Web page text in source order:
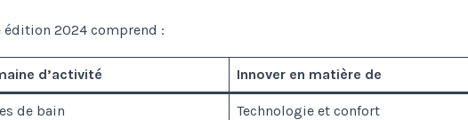
2024 comprend :
d’activité Innover en matière de
de bain Technologie et confort